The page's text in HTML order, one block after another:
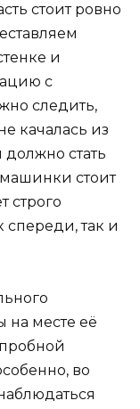
стоит ровно
и
с
следить,
качалась из
стать
стоит
строго
спереди, так и
месте её
во